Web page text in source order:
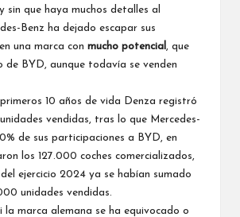
sin que haya muchos detalles al
Benz ha dejado escapar sus
una marca con mucho potencial
, que
de BYD, aunque todavía se venden
primeros 10 años de vida Denza registró
vendidas, tras lo que Mercedes-
de sus participaciones a BYD, en
los 127.000 coches comercializados,
ejercicio 2024 ya se habían sumado
unidades vendidas.
la marca alemana se ha equivocado o